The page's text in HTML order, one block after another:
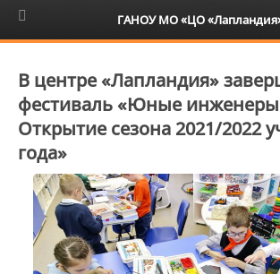
6+
В центре «Лапландия»
фестиваль «Юные инженеры
Открытие сезона 2021/2022
года»
ГАНОУ МО «ЦО